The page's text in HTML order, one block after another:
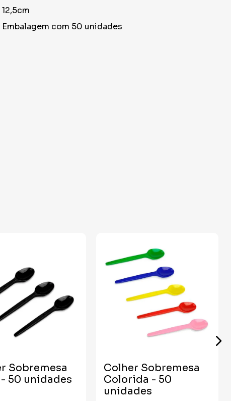
12,5cm
Embalagem com 50 unidades
Sobremesa
50 unidades
Colher Sobremesa
Colorida - 50
unidades